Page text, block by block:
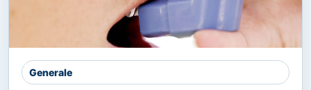
Generale